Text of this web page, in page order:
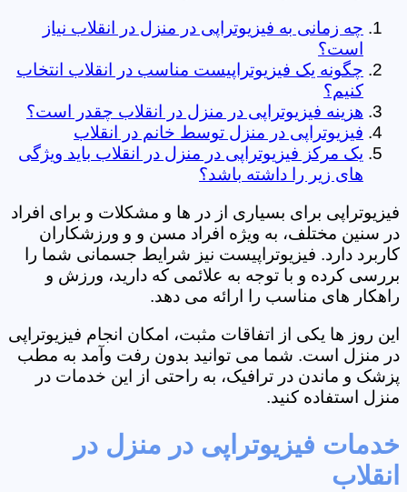
چه زمانی به فیزیوتراپی در منزل در انقلاب نیاز
است؟
چگونه یک فیزیوتراپیست مناسب در انقلاب انتخاب
کنیم؟
هزینه فیزیوتراپی در منزل در انقلاب چقدر است؟
فیزیوتراپی در منزل توسط خانم در انقلاب
یک مرکز فیزیوتراپی در منزل در انقلاب باید ویژگی
های زیر را داشته باشد؟
فیزیوتراپی برای بسیاری از در ها و مشکلات و برای افراد
در سنین مختلف، به ویژه افراد مسن و و ورزشکاران
کاربرد دارد. فیزیوتراپیست نیز شرایط جسمانی شما را
بررسی کرده و با توجه به علائمی که دارید، ورزش و
راهکار های مناسب را ارائه می دهد.
این روز ها یکی از اتفاقات مثبت، امکان انجام فیزیوتراپی
در منزل است. شما می توانید بدون رفت وآمد به مطب
پزشک و ماندن در ترافیک، به راحتی از این خدمات در
منزل استفاده کنید.
خدمات فیزیوتراپی در منزل در
انقلاب